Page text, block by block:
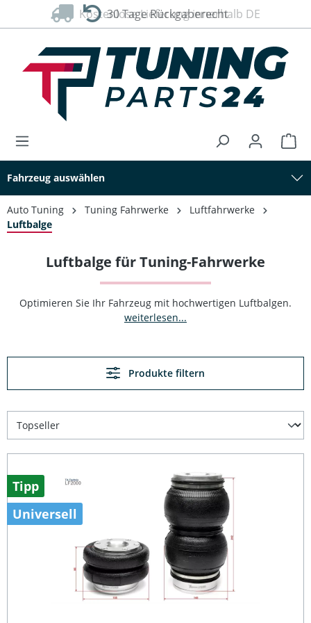
springen Kostenlose Lieferung innerhalb DE
30 Tage Rückgaberecht
Fahrzeug auswählen
Auto Tuning Tuning Fahrwerke
Luftfahrwerke
Luftbalge
Luftbalge für Tuning-Fahrwerke
Optimieren Sie Ihr Fahrzeug mit hochwertigen Luftbalgen.
weiterlesen...
Produkte filtern
Tipp
Universell